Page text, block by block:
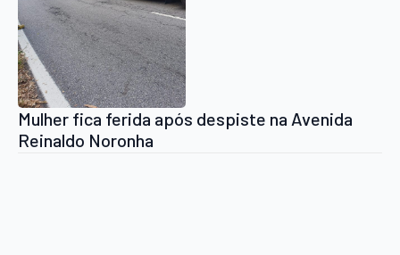
Mulher fica ferida após despiste na Avenida
Reinaldo Noronha